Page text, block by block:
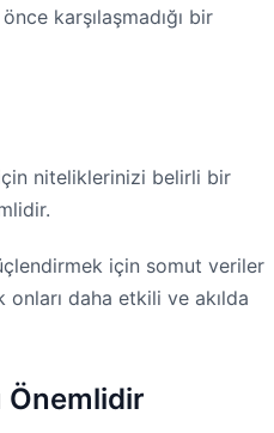
karşılaşmadığı bir
niteliklerinizi belirli bir
için somut veriler
daha etkili ve akılda
Önemlidir